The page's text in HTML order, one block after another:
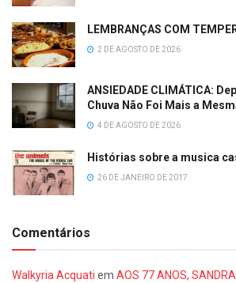
LEMBRANÇAS COM
2 DE AGOSTO DE 2026
ANSIEDADE CLIMÁTICA:
Chuva Não Foi Mais a
4 DE AGOSTO DE 2026
Histórias sobre a musica
26 DE JANEIRO DE 2017
Comentários
Walkyria Acquati em AOS 77 ANOS,